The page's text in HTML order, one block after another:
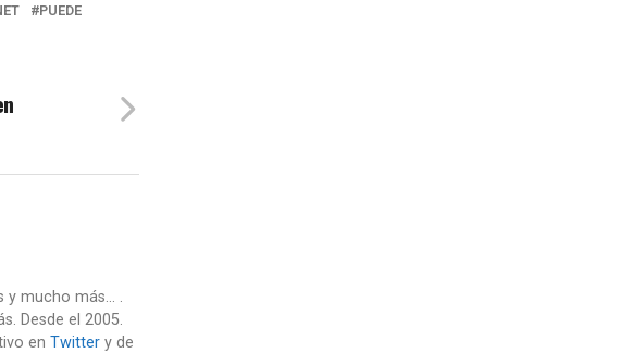
PUEDE
y mucho más... .
Desde el 2005.
en Twitter y de